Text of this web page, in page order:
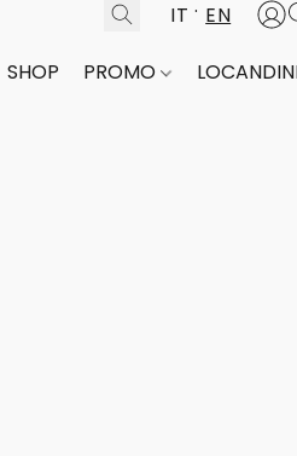
IT EN
SHOP PROMO